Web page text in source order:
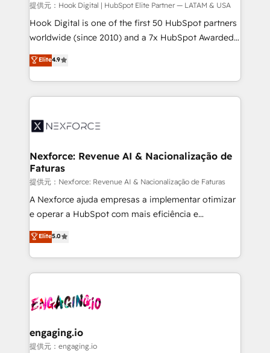
Design & Development We empower our clients to
reach their full potential by providing transparent,
relationship-driven support. With over 300 HubSpot
technical know-how and strategic guidance you
need to succeed.
提供元：Hook Digital | HubSpot Elite Partner — LATAM & USA
Hook Digital is one of the first 50 HubSpot partners
worldwide (since 2010) and a 7x HubSpot Awarded
Elite Partner. With 500+ projects across the U.S.,
Brazil, and LATAM, we combine global expertise with
regional experience. Today, we are Brazil’s largest
HubSpot Elite Partner—trusted by companies across
Implementation & Migration Onboarding across all
Station, Freshdesk, Intercom, and more. Custom
objects, automations, and integrations built for
growth. 🚀 AI-Driven GTM Orchestration Unify
HubSpot with LinkedIn, WhatsApp, email, paid
media, and AI voice to drive pipeline. 🤖 AI Custom
prospecting, follow-ups, service triage, and
knowledge retrieval—built in HubSpot. ⚡ Fast-Track
advanced optimization & adoption 📍 São Paulo, BR
• Des Moines, IA • New York, NY
Elite4.9
Nexforce: Revenue AI & Nacionalização de
Faturas
提供元：Nexforce: Revenue AI & Nacionalização de Faturas
A Nexforce ajuda empresas a implementar otimizar
e operar a HubSpot com mais eficiência e
previsibilidade de receita. Combinamos Revenue
Operations (RevOps) e Inteligência Artificial para
estruturar processos integrar sistemas organizar
dados e automatizar operações. O objetivo é
operacional de receita conectando equipes
Também somos distribuidores oficiais da HubSpot
e de mais de 150 softwares globais permitindo
Elite5.0
engaging.io
提供元：engaging.io